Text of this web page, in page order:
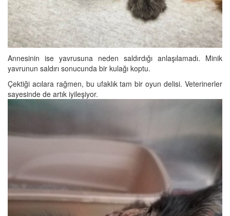
Annesinin ise yavrusuna neden saldırdığı anlaşılamadı. Minik
yavrunun saldırı sonucunda bir kulağı koptu.
Çektiği acılara rağmen, bu ufaklık tam bir oyun delisi. Veterinerler
sayesinde de artık iyileşiyor.